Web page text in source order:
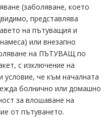
(заболяване, което
представлява
на пътуващия и
или внезапно
на ПЪТУВАЩ по
с изключение на
условие, че към началната
болнично или домашно
за влошаване на
от пътуването.